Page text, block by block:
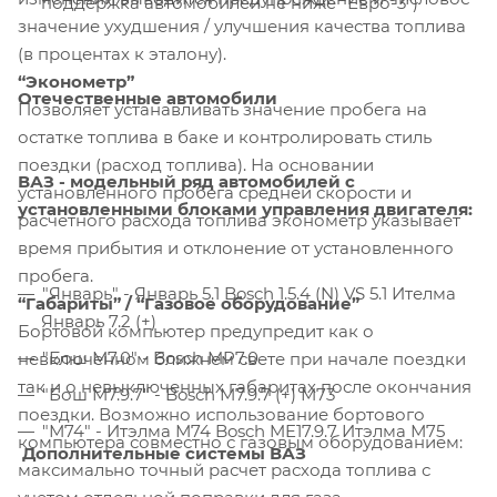
значение ухудшения / улучшения качества топлива
(в процентах к эталону).
“Эконометр”
Позволяет устанавливать значение пробега на
остатке топлива в баке и контролировать стиль
поездки (расход топлива). На основании
установленного пробега средней скорости и
расчетного расхода топлива эконометр указывает
время прибытия и отклонение от установленного
пробега.
“Габариты” / “Газовое оборудование”
Бортовой компьютер предупредит как о
невключенном ближнем свете при начале поездки
так и о невыключенных габаритах после окончания
поездки. Возможно использование бортового
компьютера совместно с газовым оборудованием:
максимально точный расчет расхода топлива с
Отечественные автомобили
ВАЗ - модельный ряд автомобилей с
установленными блоками управления двигателя:
"Январь" - Январь 5.1 Bosch 1.5.4 (N) VS 5.1 Ителма
Январь 7.2 (+)
"Бош М7.0" - Bosch MP7.0
"Бош М7.9.7" - Bosch М7.9.7 (+) М73
"М74" - Итэлма М74 Bosch ME17.9.7 Итэлма М75
Дополнительные системы ВАЗ